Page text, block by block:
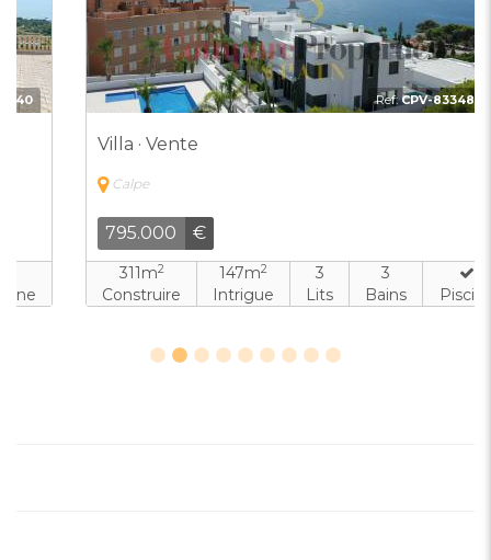
Ref: CPV-8334823
Villa · Vente
795.000 €
Construire Intrigue
3
Lits
Bains
Piscine